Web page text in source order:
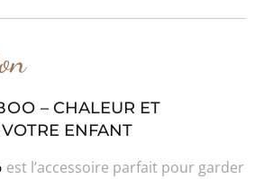
– CHALEUR ET
ENFANT
est l’accessoire parfait pour garder